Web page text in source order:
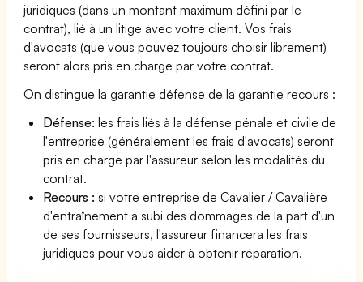
juridiques (dans un montant maximum défini par le
contrat), lié à un litige avec votre client. Vos frais
d'avocats (que vous pouvez toujours choisir librement)
seront alors pris en charge par votre contrat.
On distingue la garantie défense de la garantie recours :
Défense: les frais liés à la défense pénale et civile de
l'entreprise (généralement les frais d'avocats) seront
pris en charge par l'assureur selon les modalités du
contrat.
Recours : si votre entreprise de Cavalier / Cavalière
d'entraînement a subi des dommages de la part d'un
de ses fournisseurs, l'assureur financera les frais
juridiques pour vous aider à obtenir réparation.